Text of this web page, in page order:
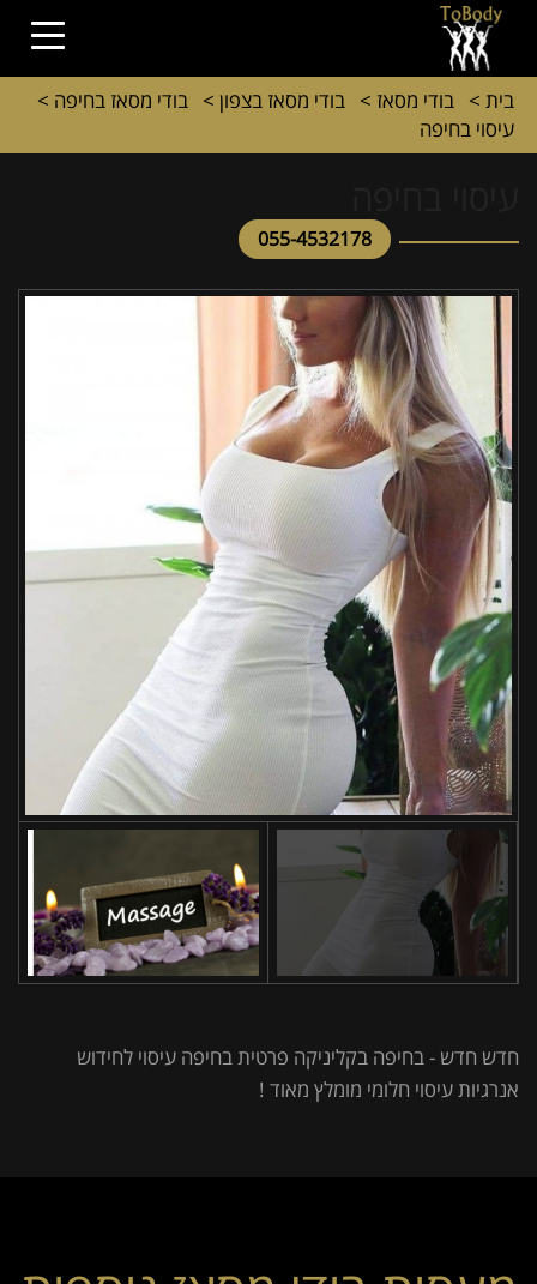
בית > בודי מסאז > בודי מסאז בצפון > בודי מסאז בחיפה >
עיסוי בחיפה
055-4532178
חדש חדש - בחיפה בקליניקה פרטית בחיפה עיסוי לחידוש
אנרגיות עיסוי חלומי מומלץ מאוד !